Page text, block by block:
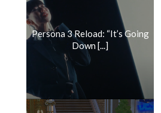
Persona 3 Reload: “It’s Going
Down [...]